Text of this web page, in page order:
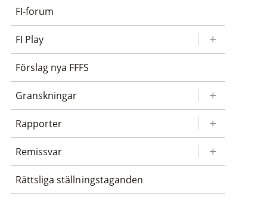
FI-forum
FI Play
Förslag nya FFFS
Granskningar
Rapporter
Remissvar
Rättsliga ställningstaganden